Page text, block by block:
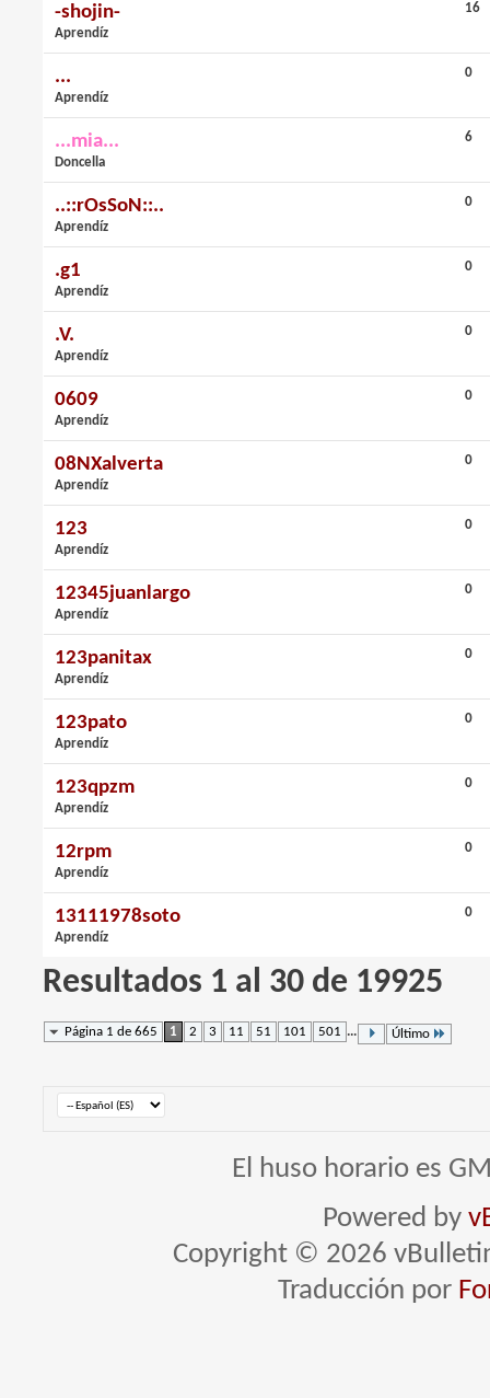
-shojin-
Aprendíz
16
...
Aprendíz
0
...mia...
Doncella
6
..::rOsSoN::..
Aprendíz
0
.g1
Aprendíz
0
.V.
Aprendíz
0
0609
Aprendíz
0
08NXalverta
Aprendíz
0
123
Aprendíz
0
12345juanlargo
Aprendíz
0
123panitax
Aprendíz
0
123pato
Aprendíz
0
123qpzm
Aprendíz
0
12rpm
Aprendíz
0
13111978soto
Aprendíz
0
Resultados 1 al 30 de 19925
Página 1 de 665 1 2 3 11 51 101 501 ... Último
El huso horario es
Powered by
Copyright © 2026
Traducción por